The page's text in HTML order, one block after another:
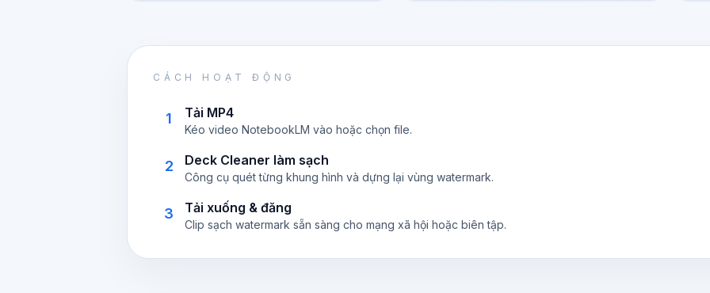
CÁCH HOẠT ĐỘNG
1 Tải MP4
Kéo video NotebookLM vào hoặc chọn file.
2 Deck Cleaner làm sạch
Công cụ quét từng khung hình và dựng lại vùng watermark.
3 Tải xuống & đăng
Clip sạch watermark sẵn sàng cho mạng xã hội hoặc biên tập.